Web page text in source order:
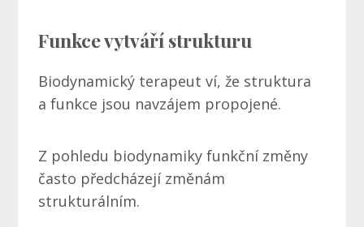
Funkce vytváří strukturu
Biodynamický terapeut ví, že struktura
a funkce jsou navzájem propojené.
Z pohledu biodynamiky funkční změny
často předcházejí změnám
strukturálním.